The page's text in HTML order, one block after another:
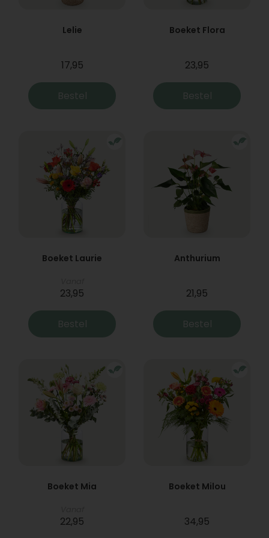
Lelie
17,95
Bestel
Boeket Flora
23,95
Bestel
Boeket Laurie
23,95
Bestel
Anthurium
21,95
Bestel
Boeket Mia
22,95
Boeket Milou
34,95